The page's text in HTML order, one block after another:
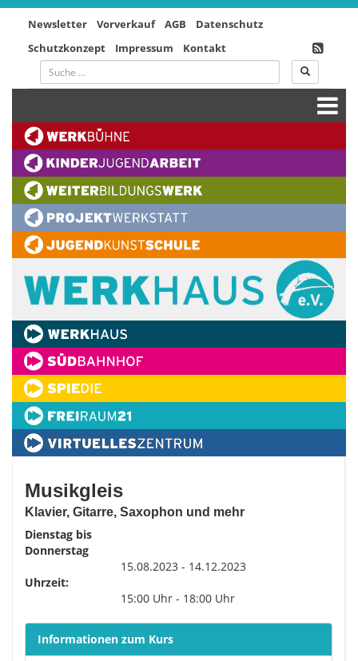
Newsletter Vorverkauf AGB
Datenschutz
Schutzkonzept
Impressum Kontakt
Musikgleis
Klavier, Gitarre, Saxophon und mehr
Dienstag bis
Donnerstag
15.08.2023 - 14.12.2023
Uhrzeit:
15:00 Uhr - 18:00 Uhr
Informationen zum Kurs